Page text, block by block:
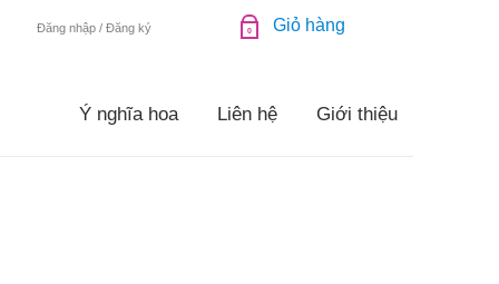
Đăng nhập / Đăng ký 0
Ý nghĩa hoa Liên hệ Giới thiệu